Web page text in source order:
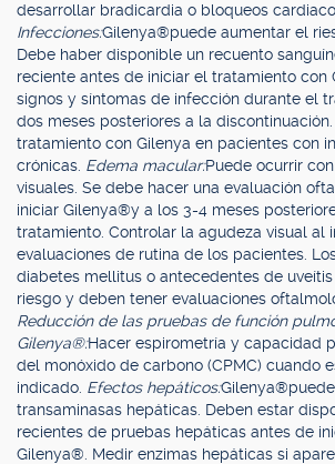
desarrollar bradicardia o bloqueos
Infecciones:Gilenya®puede aumentar el
Debe haber disponible un recuento
reciente antes de iniciar el tratamiento con
signos y síntomas de infección durante el
dos meses posteriores a la
tratamiento con Gilenya en pacientes con
crónicas. Edema macular:Puede ocurrir
visuales. Se debe hacer una evaluación
iniciar Gilenya®y a los 3-4 meses
tratamiento. Controlar la agudeza visual al
evaluaciones de rutina de los pacientes.
diabetes mellitus o antecedentes de
riesgo y deben tener evaluaciones
Reducción de las pruebas de función
Gilenya®:Hacer espirometría y capacidad
del monóxido de carbono (CPMC) cuando
indicado. Efectos hepáticos:
transaminasas hepáticas. Deben estar
recientes de pruebas hepáticas antes de
Gilenya®. Medir enzimas hepáticas si